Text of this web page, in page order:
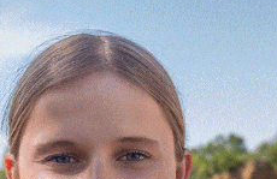
Cronaca 3 Agosto 2026
Scomparso da una
Fiorentino l’uomo che
Levane nel 2020
Cronaca 4 Agosto 2026